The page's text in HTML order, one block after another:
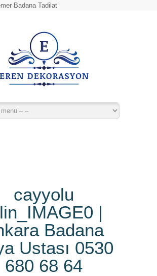
Badana Tadilat
cayyolu
|
Badana
Ustası 0530
680 68 64